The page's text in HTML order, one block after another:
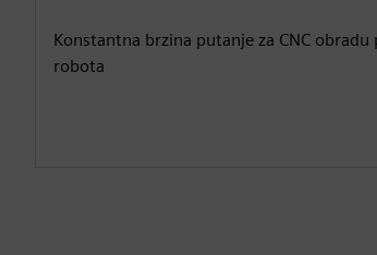
Konstantna brzina putanje za CNC obradu
robota